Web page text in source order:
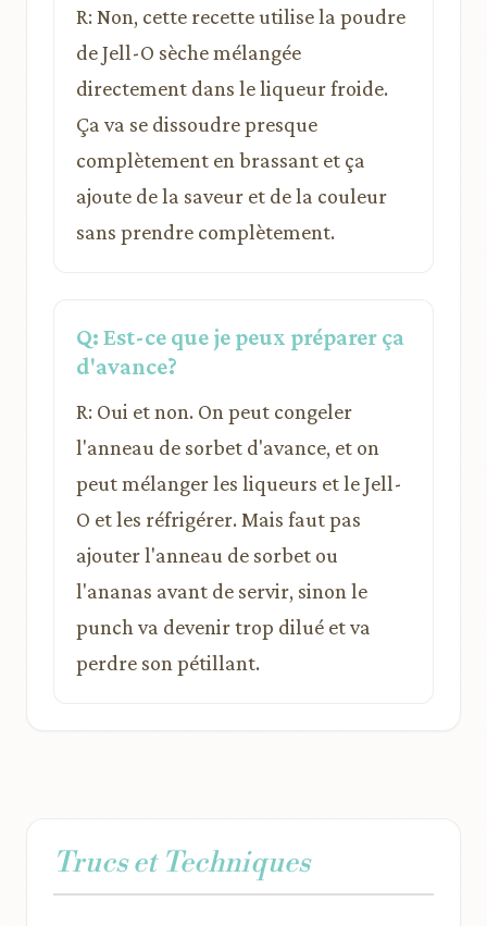
R: Non, cette recette utilise la poudre
de Jell-O sèche mélangée
directement dans le liqueur froide.
Ça va se dissoudre presque
complètement en brassant et ça
ajoute de la saveur et de la couleur
sans prendre complètement.
Q: Est-ce que je peux préparer ça
d'avance?
R: Oui et non. On peut congeler
l'anneau de sorbet d'avance, et on
peut mélanger les liqueurs et le Jell-
O et les réfrigérer. Mais faut pas
ajouter l'anneau de sorbet ou
l'ananas avant de servir, sinon le
punch va devenir trop dilué et va
perdre son pétillant.
Trucs et Techniques